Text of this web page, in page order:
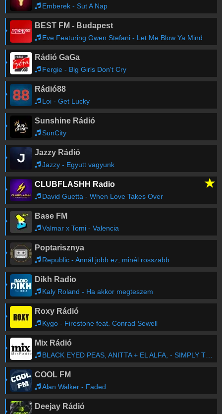
Emberek - Sut A Nap
BEST FM - Budapest
Eve Featuring Gwen Stefani - Let Me Blow Ya Mind
Rádió GaGa
Fergie - Big Girls Don't Cry
Rádió88
Loi - Get Lucky
Sunshine Rádió
SunCity
Jazzy Rádió
Jazzy - Egyutt vagyunk
CLUBFLASHH Radio ★
David Guetta - When Love Takes Over
Base FM
Valmar x Tomi - Valencia
Poptarisznya
Republic - Annál jobb ez, minél rosszabb
Dikh Radio
Kaly Roland - Ha akkor megteszem
Roxy Rádió
Kygo - Firestone feat. Conrad Sewell
Mix Rádió
BLACK EYED PEAS, ANITTA + EL ALFA, - SIMPLY THE BEST X CORACAO (Dj Matteo Belli MASHUP) - BLACK EYED PEAS, ANITTA + EL ALFA, - SIMPLY THE BEST X CORACAO (Dj Matteo Belli MASHUP)
COOL FM
Alan Walker - Faded
Deejay Rádió